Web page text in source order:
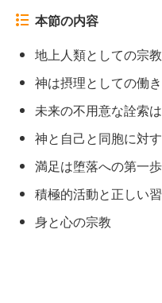
本節の内容
地上人類としての宗
神は摂理としての働
未来の不用意な詮索
神と自己と同胞に対
満足は堕落への第一歩
積極的活動と正しい
身と心の宗教